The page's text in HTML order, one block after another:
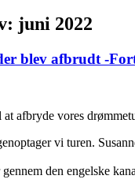
juni 2022
blev afbrudt -
afbryde vores
vi turen.
den engelske